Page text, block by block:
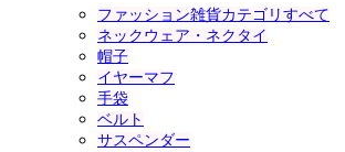
ファッション雑貨カテゴリすべて
ネックウェア・ネクタイ
帽子
イヤーマフ
手袋
ベルト
サスペンダー